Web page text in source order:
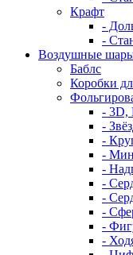
Крафт
-
-
Воздушные
Баблс
Коробки
- 3D,
-
-
-
-
-
-
-
-
-